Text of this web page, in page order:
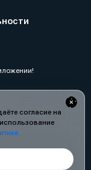
согласие на